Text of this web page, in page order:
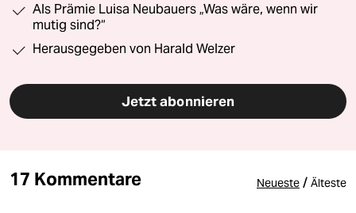
Als Prämie Luisa Neubauers „Was wäre, wenn wir
mutig sind?“
Herausgegeben von Harald Welzer
Jetzt abonnieren
17 Kommentare Neueste / Älteste